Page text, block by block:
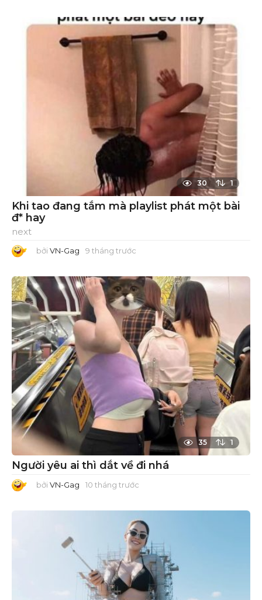
á
n
g
t
30 1
Khi tao đang tắm mà playlist phát một bài
đ* hay
next
bởi VN-Gag 9 tháng trước
á
n
g
t
r
ư
ớ
c
35 1
Người yêu ai thì dắt về đi nhá
bởi VN-Gag 10 tháng trước
h
á
n
g
t
r
ư
ớ
c